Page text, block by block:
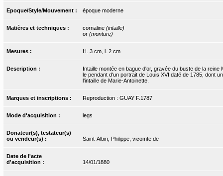
Epoque/Style/Mouvement : époque moderne
Matières et techniques : cornaline (intaille)
or (monture)
Mesures : H. 3 cm, l. 2 cm
Description :
Intaille montée en bague d'or, gravée du buste de la
le pendant d'un portrait de Louis XVI daté de 1785, dont
l'intaille de Marie-Antoinette.
Marques et inscriptions : Reproduction : GUAY F.1787
Mode d'acquisition : legs
Donateur(s), testateur(s)
ou vendeur(s) :
Saint-Albin, Philippe, vicomte de
Date de l'acte
d'acquisition :
14/01/1880